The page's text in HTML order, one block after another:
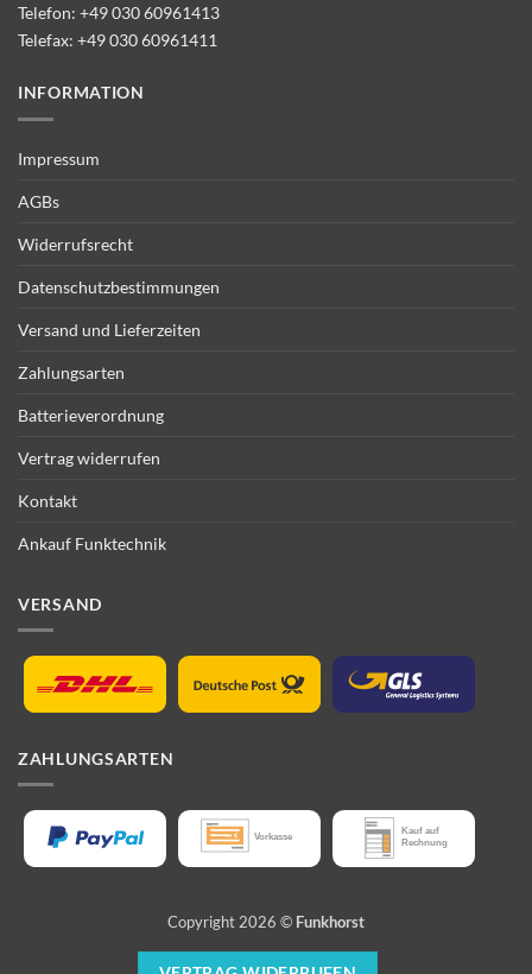
Telefon: +49 030 60961413
Telefax: +49 030 60961411
INFORMATION
Impressum
AGBs
Widerrufsrecht
Datenschutzbestimmungen
Versand und Lieferzeiten
Zahlungsarten
Batterieverordnung
Vertrag widerrufen
Kontakt
Ankauf Funktechnik
VERSAND
ZAHLUNGSARTEN
Copyright 2026 © Funkhorst